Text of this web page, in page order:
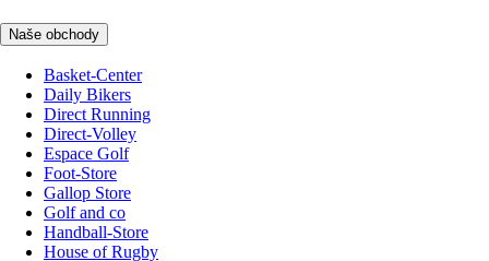
Naše obchody
Basket-Center
Daily Bikers
Direct Running
Direct-Volley
Espace Golf
Foot-Store
Gallop Store
Golf and co
Handball-Store
House of Rugby